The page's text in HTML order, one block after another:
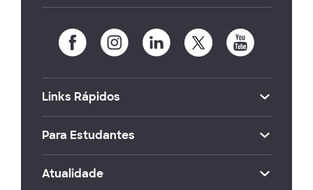
Links Rápidos
Para Estudantes
Atualidade